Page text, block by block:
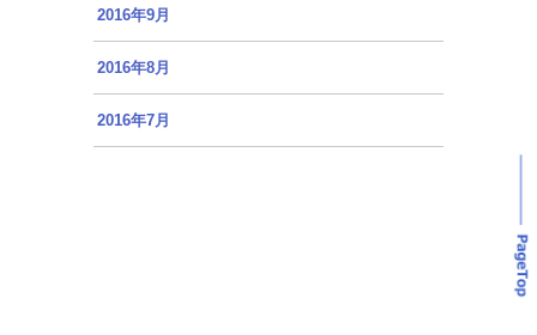
2016年9月
2016年8月
2016年7月